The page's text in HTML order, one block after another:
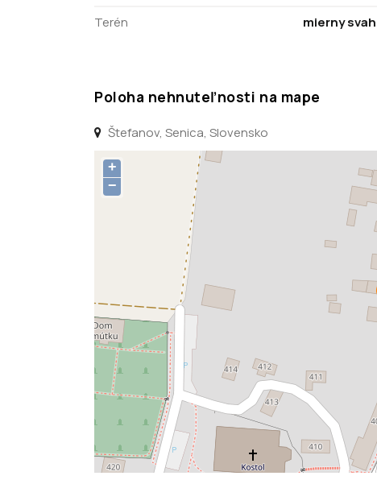
Terén
mierny svah
Poloha nehnuteľnosti na mape
Štefanov, Senica, Slovensko
+
−